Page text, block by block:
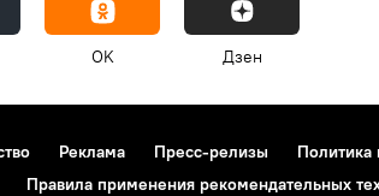
OK Дзен
Реклама Пресс-релизы
Политика
Правила применения рекомендательных